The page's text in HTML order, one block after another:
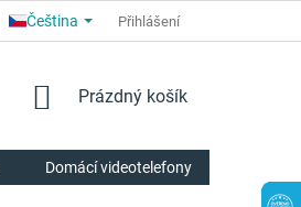
PRO PARTNERY O NÁS
Čeština Přihlášení
NÁKUPNÍ
Prázdný košík
Domácí videotelefony